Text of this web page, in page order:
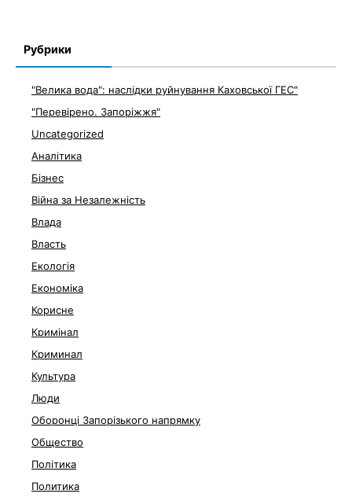
Рубрики
"Велика вода": наслідки руйнування Каховської ГЕС"
"Перевірено. Запоріжжя"
Uncategorized
Аналітика
Бізнес
Війна за Незалежність
Влада
Власть
Екологія
Економіка
Корисне
Кримінал
Криминал
Культура
Люди
Оборонці Запорізького напрямку
Общество
Політика
Политика